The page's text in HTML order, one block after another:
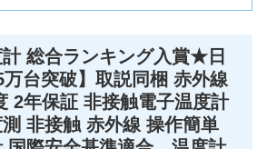
総合ランキング入賞★日
台突破】取説同梱 赤外線
2年保証 非接触電子温度計
非接触 赤外線 操作簡単